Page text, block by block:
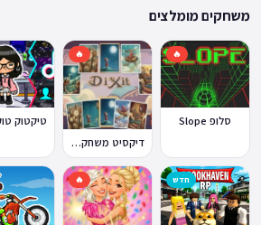
לצד תוספות שוטפות של משחקים חדשים.
משחקים מומלצים
🔥
סלופ Slope
🔥
דיקסיט משחק Dixit
חדש 🔥